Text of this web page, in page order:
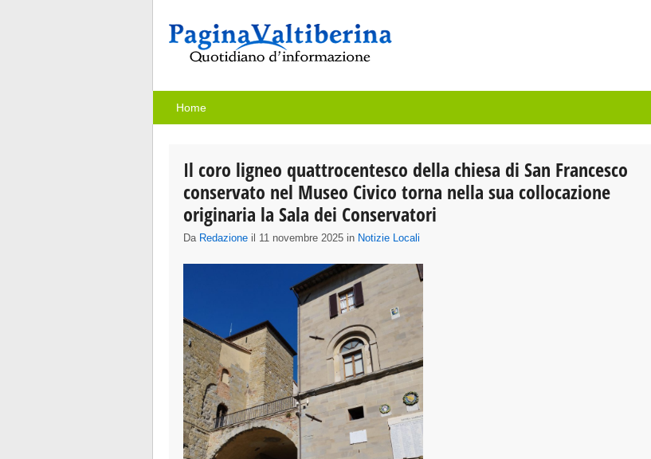
Home
Il coro ligneo quattrocentesco della chiesa di San Francesco
conservato nel Museo Civico torna nella sua collocazione
originaria la Sala dei Conservatori
Da Redazione il 11 novembre 2025 in Notizie Locali